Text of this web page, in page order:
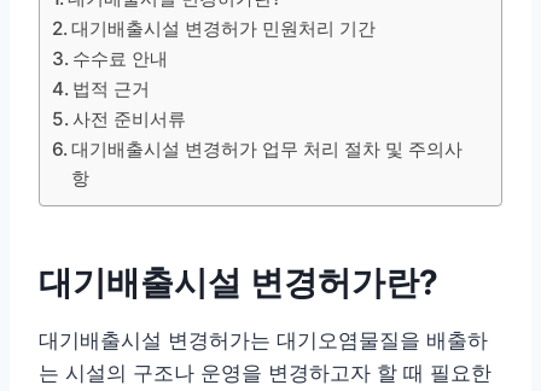
대기배출시설 변경허가 민원처리 기간
수수료 안내
법적 근거
사전 준비서류
대기배출시설 변경허가 업무 처리 절차 및 주의사
항
대기배출시설 변경허가란?
대기배출시설 변경허가는 대기오염물질을 배출하
는 시설의 구조나 운영을 변경하고자 할 때 필요한